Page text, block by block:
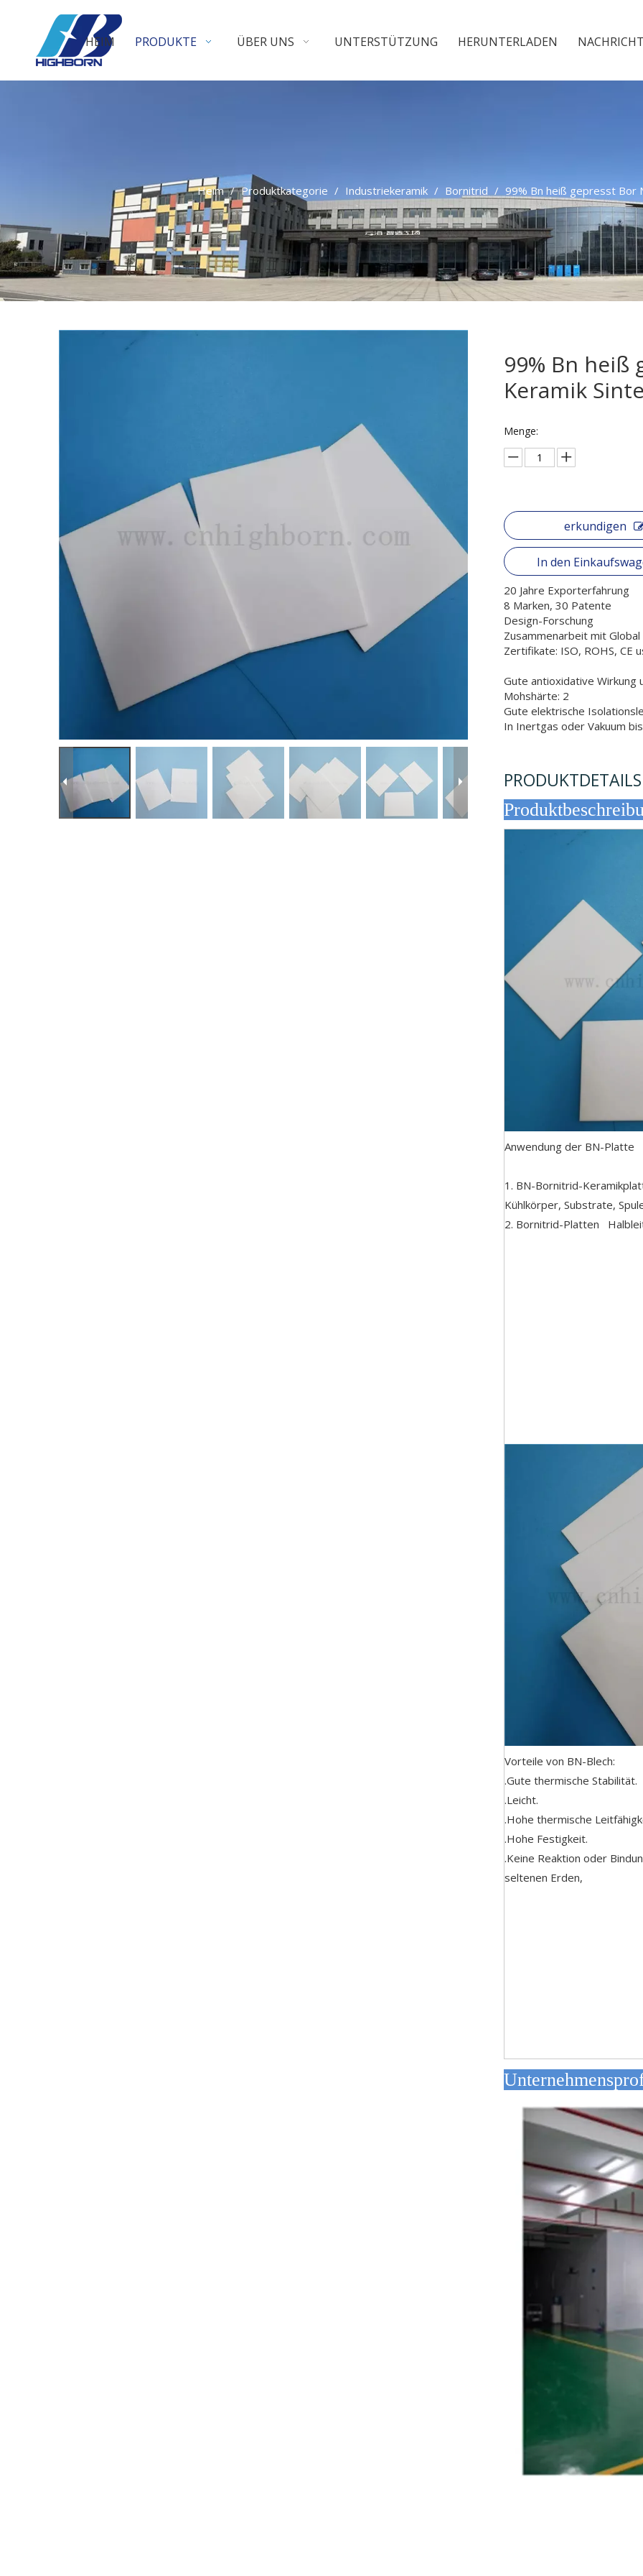
HEIM PRODUKTE ÜBER UNS UNTERSTÜTZUNG HERUNTERLADEN NACHRICHT
Heim / Produktkategorie / Industriekeramik / Bornitrid / 99% Bn heiß gepresst Bor
99% Bn heiß
Keramik
Menge:
erkundigen
In den
20 Jahre Exporterfahrung
8 Marken, 30 Patente
Design-Forschung
Zusammenarbeit mit
Zertifikate: ISO, ROHS, CE
Gute antioxidative Wirkung
Mohshärte: 2
Gute elektrische
In Inertgas oder Vakuum
PRODUKTDETAILS
Anwendung der BN-Platte
1. BN-Bornitrid-
Kühlkörper, Substrate,
2. Bornitrid-Platten
Vorteile von BN-Blech:
.Gute thermische Stabilität.
.Leicht.
.Hohe thermische
.Hohe Festigkeit.
.Keine Reaktion oder
seltenen Erden,